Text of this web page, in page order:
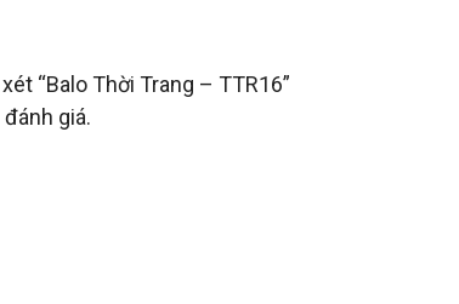
“Balo Thời Trang – TTR16”
giá.